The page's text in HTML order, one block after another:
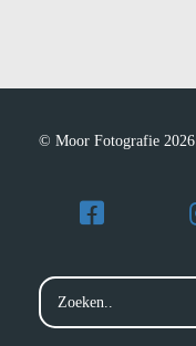
© Moor Fotografie 2026